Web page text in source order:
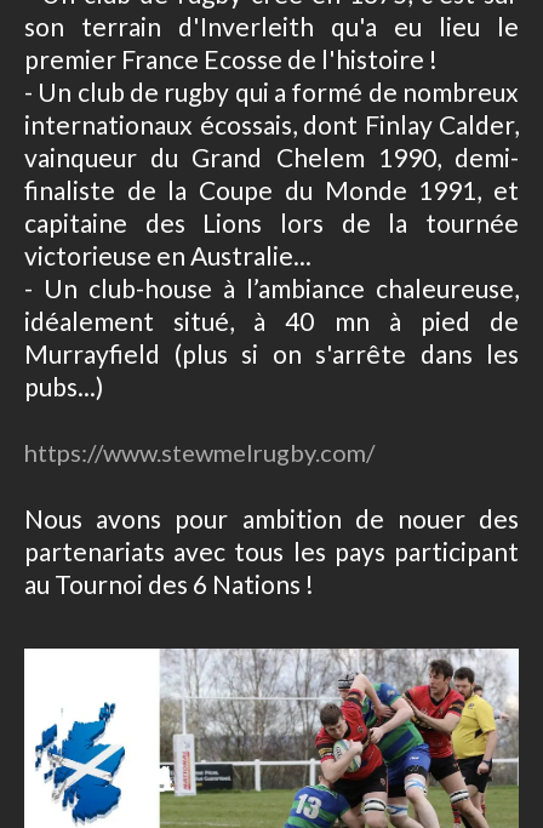
son terrain d'Inverleith qu'a eu lieu le
premier France Ecosse de l'histoire !
- Un club de rugby qui a formé de nombreux
internationaux écossais, dont Finlay Calder,
vainqueur du Grand Chelem 1990, demi-
finaliste de la Coupe du Monde 1991, et
capitaine des Lions lors de la tournée
victorieuse en Australie...
- Un club-house à l’ambiance chaleureuse,
idéalement situé, à 40 mn à pied de
Murrayfield (plus si on s'arrête dans les
pubs...)
https://www.stewmelrugby.com/
Nous avons pour ambition de nouer des
partenariats avec tous les pays participant
au Tournoi des 6 Nations !